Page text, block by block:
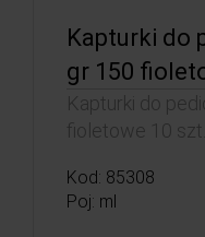
Kapturki do
gr 150
Kapturki do
fioletowe 10 szt.
Kod: 85308
Poj: ml